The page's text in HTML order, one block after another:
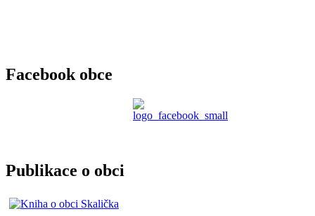
Facebook obce
Publikace o obci